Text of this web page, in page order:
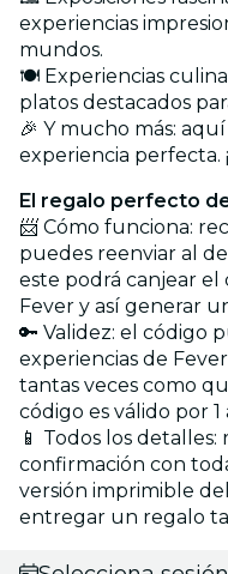
experiencias
mundos.
🍽️ Experiencias
platos destacados
🎉 Y mucho más:
experiencia perfecta.
El regalo perfecto
📨 Cómo funciona:
puedes reenviar al
este podrá canjear el
Fever y así generar
🔑 Validez: el código
experiencias de
tantas veces como
código es válido por 1
📱 Todos los
confirmación con
versión imprimible
entregar un regalo